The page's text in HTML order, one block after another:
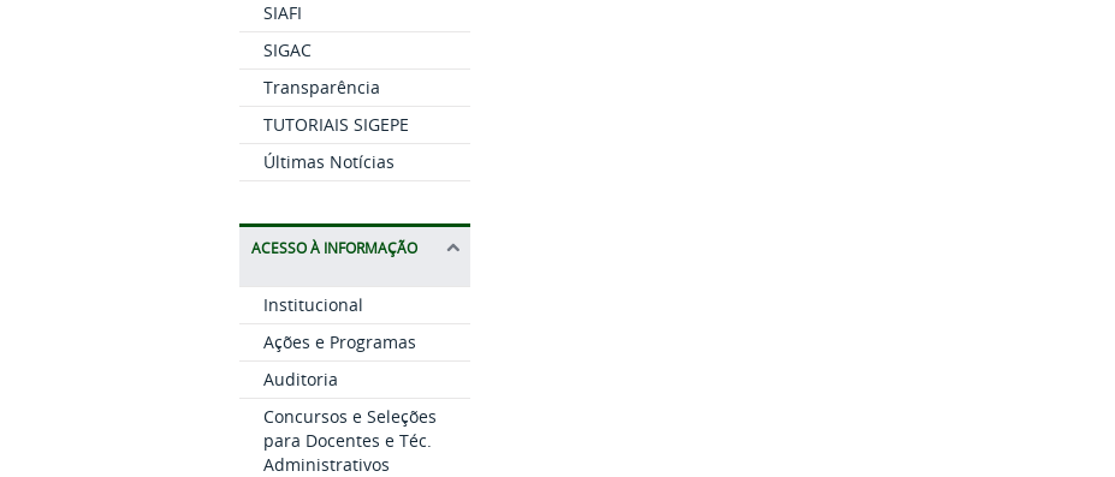
SIAFI
SIGAC
Transparência
TUTORIAIS SIGEPE
Últimas Notícias
ACESSO À INFORMAÇÃO
Institucional
Ações e Programas
Auditoria
Concursos e Seleções
para Docentes e Téc.
Administrativos